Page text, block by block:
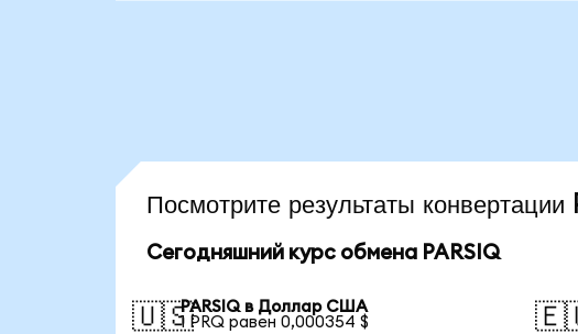
Посмотрите результаты
Сегодняшний курс обмена PARSIQ
🇺🇸PARSIQ в Доллар США
1 PRQ равен 0,000354 $